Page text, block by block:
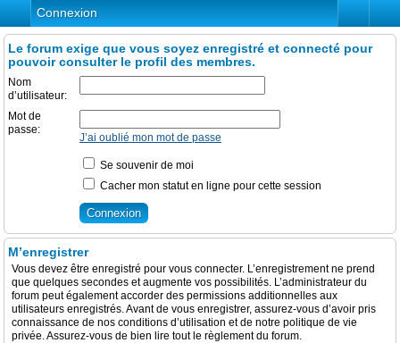
Connexion
Le forum exige que vous soyez enregistré et connecté pour
pouvoir consulter le profil des membres.
Nom
d’utilisateur:
Mot de
passe:
J’ai oublié mon mot de passe
Se souvenir de moi
Cacher mon statut en ligne pour cette session
M’enregistrer
Vous devez être enregistré pour vous connecter. L’enregistrement ne prend
que quelques secondes et augmente vos possibilités. L’administrateur du
forum peut également accorder des permissions additionnelles aux
utilisateurs enregistrés. Avant de vous enregistrer, assurez-vous d’avoir pris
connaissance de nos conditions d’utilisation et de notre politique de vie
privée. Assurez-vous de bien lire tout le règlement du forum.